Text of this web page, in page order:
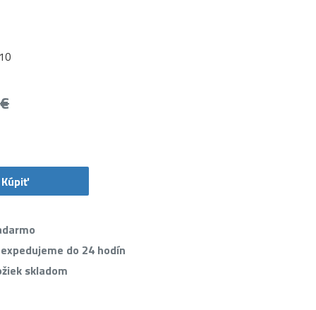
Kúpiť
do 24 hodín
skladom